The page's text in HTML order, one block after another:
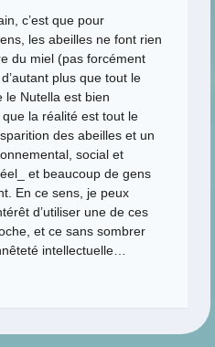
c’est que pour
les abeilles ne font rien
du miel (pas forcément
plus que tout le
le Nutella est bien
la réalité est tout le
des abeilles et un
social et
et beaucoup de gens
En ce sens, je peux
d’utiliser une de ces
et ce sans sombrer
intellectuelle…